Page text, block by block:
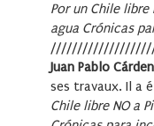
Por un Chile libre
agua Crónicas
Juan Pablo
ses travaux. Il a
Chile libre NO a